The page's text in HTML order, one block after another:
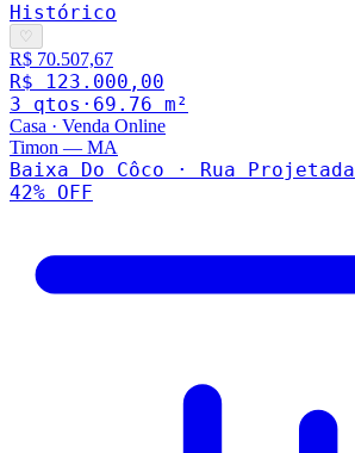
Histórico
♡
R$ 70.507,67
R$ 123.000,00
3 qtos · 69.76 m²
Casa · Venda Online
Timon — MA
Baixa Do Côco · Rua Projetada
42% OFF